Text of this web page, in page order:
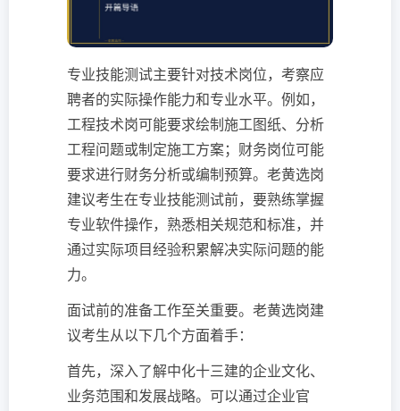
专业技能测试主要针对技术岗位，考察应
聘者的实际操作能力和专业水平。例如，
工程技术岗可能要求绘制施工图纸、分析
工程问题或制定施工方案；财务岗位可能
要求进行财务分析或编制预算。老黄选岗
建议考生在专业技能测试前，要熟练掌握
专业软件操作，熟悉相关规范和标准，并
通过实际项目经验积累解决实际问题的能
力。
面试前的准备工作至关重要。老黄选岗建
议考生从以下几个方面着手：
首先，深入了解中化十三建的企业文化、
业务范围和发展战略。可以通过企业官